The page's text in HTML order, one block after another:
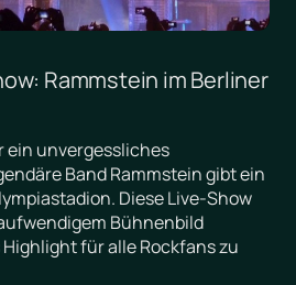
Rammstein im Berliner
ein unvergessliches
Band Rammstein gibt ein
Diese Live-Show
Bühnenbild
für alle Rockfans zu